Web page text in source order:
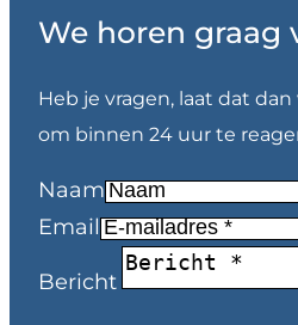
We horen graag
Heb je vragen, laat dat
om binnen 24 uur te
Naam
Email
Bericht